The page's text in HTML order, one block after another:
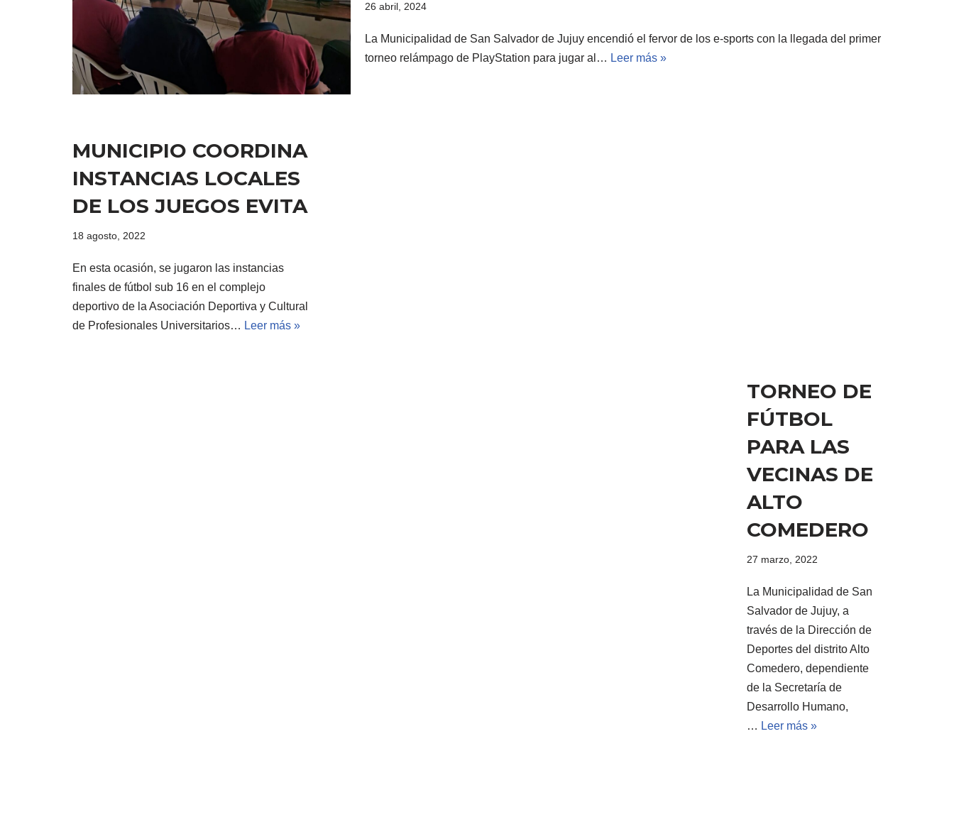
26 abril, 2024
La Municipalidad de San Salvador de Jujuy encendió el fervor de los e-sports con la llegada del primer
torneo relámpago de PlayStation para jugar al… Leer más »
MUNICIPIO COORDINA
INSTANCIAS LOCALES
DE LOS JUEGOS EVITA
18 agosto, 2022
En esta ocasión, se jugaron las instancias
finales de fútbol sub 16 en el complejo
deportivo de la Asociación Deportiva y Cultural
de Profesionales Universitarios… Leer más »
TORNEO DE
FÚTBOL
PARA LAS
VECINAS DE
ALTO
COMEDERO
27 marzo, 2022
La Municipalidad de San
Salvador de Jujuy, a
través de la Dirección de
Deportes del distrito Alto
Comedero, dependiente
de la Secretaría de
Desarrollo Humano,
… Leer más »